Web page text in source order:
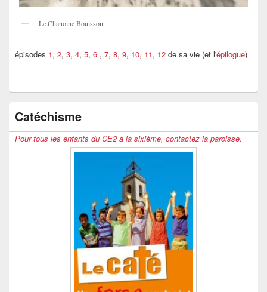
Le Chanoine Bouisson
épisodes 1, 2, 3, 4, 5, 6 , 7, 8, 9, 10, 11, 12 de sa vie (et l'épilogue)
Catéchisme
Pour tous les enfants du CE2 à la sixième, contactez la paroisse.